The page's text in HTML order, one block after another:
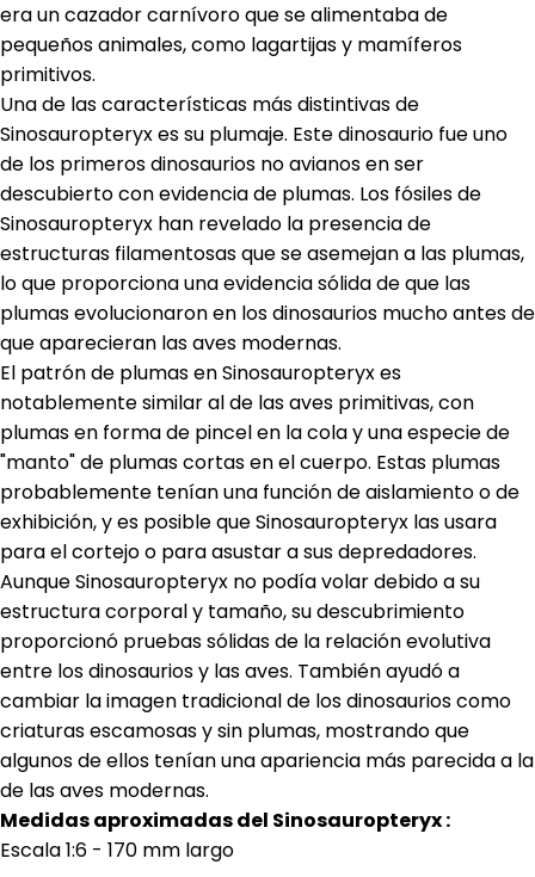
era un cazador carnívoro que se alimentaba de
pequeños animales, como lagartijas y mamíferos
primitivos.
Una de las características más distintivas de
Sinosauropteryx es su plumaje. Este dinosaurio fue uno
de los primeros dinosaurios no avianos en ser
descubierto con evidencia de plumas. Los fósiles de
Sinosauropteryx han revelado la presencia de
estructuras filamentosas que se asemejan a las plumas,
lo que proporciona una evidencia sólida de que las
plumas evolucionaron en los dinosaurios mucho antes de
que aparecieran las aves modernas.
El patrón de plumas en Sinosauropteryx es
notablemente similar al de las aves primitivas, con
plumas en forma de pincel en la cola y una especie de
"manto" de plumas cortas en el cuerpo. Estas plumas
probablemente tenían una función de aislamiento o de
exhibición, y es posible que Sinosauropteryx las usara
para el cortejo o para asustar a sus depredadores.
Aunque Sinosauropteryx no podía volar debido a su
estructura corporal y tamaño, su descubrimiento
proporcionó pruebas sólidas de la relación evolutiva
entre los dinosaurios y las aves. También ayudó a
cambiar la imagen tradicional de los dinosaurios como
criaturas escamosas y sin plumas, mostrando que
algunos de ellos tenían una apariencia más parecida a la
de las aves modernas.
Medidas aproximadas del Sinosauropteryx :
Escala 1:6 - 170 mm largo